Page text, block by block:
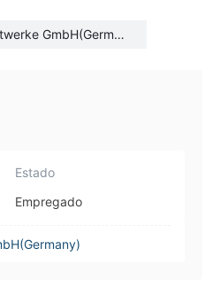
GmbH(German
Estado
Empregado